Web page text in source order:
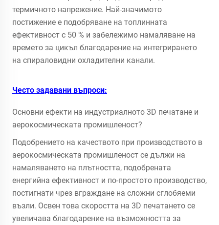
термичното напрежение. Най-значимото
постижение е подобряване на топлинната
ефективност с 50 % и забележимо намаляване на
времето за цикъл благодарение на интегрирането
на спираловидни охладителни канали.
Често задавани въпроси:
Основни ефекти на индустриалното 3D печатане и
аерокосмическата промишленост?
Подобрението на качеството при производството в
аерокосмическата промишленост се дължи на
намаляването на плътността, подобрената
енергийна ефективност и по-простото производство,
постигнати чрез вграждане на сложни сглобяеми
възли. Освен това скоростта на 3D печатането се
увеличава благодарение на възможността за